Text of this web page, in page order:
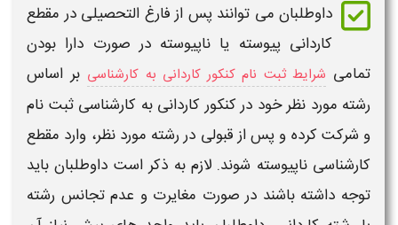
داوطلبان می توانند پس از فارغ التحصیلی در مقطع
کاردانی پیوسته یا ناپیوسته در صورت دارا بودن
تمامی شرایط ثبت نام کنکور کاردانی به کارشناسی بر اساس
رشته مورد نظر خود درکنکور کاردانی به کارشناسی ثبت نام
و شرکت کرده و پس از قبولی در رشته مورد نظر، وارد مقطع
کارشناسی ناپیوسته شوند. لازم به ذکر است داوطلبان باید
توجه داشته باشند در صورت مغایرت و عدم تجانس رشته